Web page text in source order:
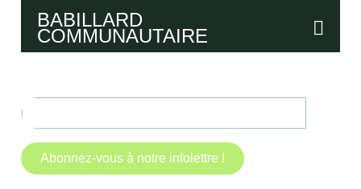
BABILLARD
COMMUNAUTAIRE
Abonnez-vous à notre infolettre !